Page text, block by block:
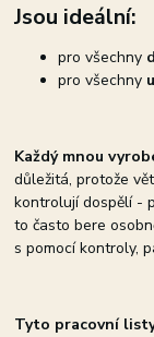
Jsou ideální:
pro všechny
pro všechny
Každý mnou
důležitá, protože
kontrolují dospělí -
to často bere
s pomocí kontroly,
Tyto pracovní